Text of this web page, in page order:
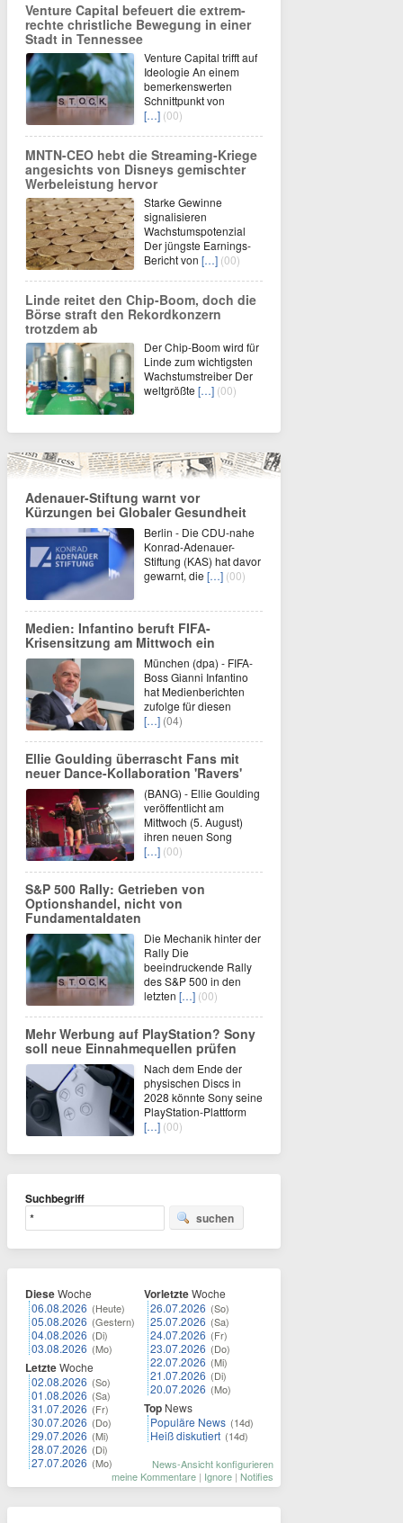
Venture Capital befeuert die extrem-
rechte christliche Bewegung in einer
Stadt in Tennessee
Venture Capital trifft auf
Ideologie An einem
bemerkenswerten
Schnittpunkt von
[…] (00)
MNTN-CEO hebt die Streaming-Kriege
angesichts von Disneys gemischter
Werbeleistung hervor
Starke Gewinne
signalisieren
Wachstumspotenzial
Der jüngste Earnings-
Bericht von […] (00)
Linde reitet den Chip-Boom, doch die
Börse straft den Rekordkonzern
trotzdem ab
Der Chip-Boom wird für
Linde zum wichtigsten
Wachstumstreiber Der
weltgrößte […] (00)
Adenauer-Stiftung warnt vor
Kürzungen bei Globaler Gesundheit
Berlin - Die CDU-nahe
Konrad-Adenauer-
Stiftung (KAS) hat davor
gewarnt, die […] (00)
Medien: Infantino beruft FIFA-
Krisensitzung am Mittwoch ein
München (dpa) - FIFA-
Boss Gianni Infantino
hat Medienberichten
zufolge für diesen
[…] (04)
Ellie Goulding überrascht Fans mit
neuer Dance-Kollaboration 'Ravers'
(BANG) - Ellie Goulding
veröffentlicht am
Mittwoch (5. August)
ihren neuen Song
[…] (00)
S&P 500 Rally: Getrieben von
Optionshandel, nicht von
Fundamentaldaten
Die Mechanik hinter der
Rally Die
beeindruckende Rally
des S&P 500 in den
letzten […] (00)
Mehr Werbung auf PlayStation? Sony
soll neue Einnahmequellen prüfen
Nach dem Ende der
physischen Discs in
2028 könnte Sony seine
PlayStation-Plattform
[…] (00)
Suchbegriff
suchen
DieseWoche
06.08.2026 (Heute)
05.08.2026 (Gestern)
04.08.2026 (Di)
03.08.2026 (Mo)
LetzteWoche
02.08.2026 (So)
01.08.2026 (Sa)
31.07.2026 (Fr)
30.07.2026 (Do)
29.07.2026 (Mi)
28.07.2026 (Di)
27.07.2026 (Mo)
VorletzteWoche
26.07.2026 (So)
25.07.2026 (Sa)
24.07.2026 (Fr)
23.07.2026 (Do)
22.07.2026 (Mi)
21.07.2026 (Di)
20.07.2026 (Mo)
Top News
Populäre News (14d)
Heiß diskutiert (14d)
News-Ansicht konfigurieren
meine Kommentare | Ignore | Notifies